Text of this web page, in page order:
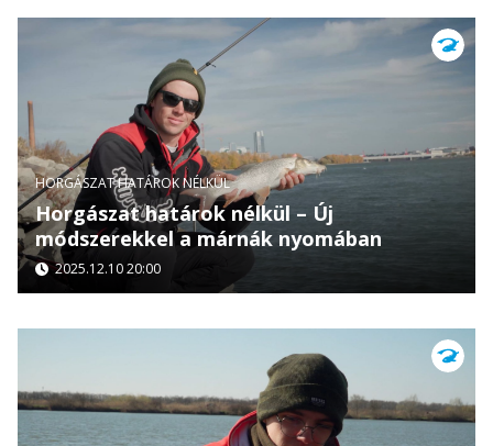
HORGÁSZAT HATÁROK NÉLKÜL
Horgászat határok nélkül – Új
módszerekkel a márnák nyomában
2025.12.10 20:00